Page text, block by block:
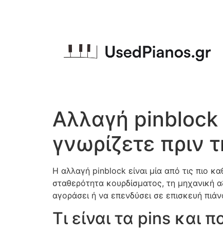
Αλλαγή pinblock
γνωρίζετε πριν
Η αλλαγή pinblock είναι μία από τις πιο
σταθερότητα κουρδίσματος, τη μηχανική
αγοράσει ή να επενδύσει σε επισκευή
Τι είναι τα pins και